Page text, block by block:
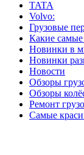
TATA
Volvo:
Грузовые
Какие
Новинки в
Новинки
Новости
Обзоры
Обзоры
Ремонт
Самые